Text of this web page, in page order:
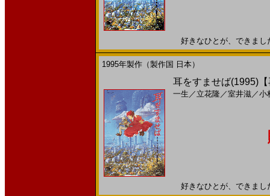
好きなひとが、できま
1995年製作（製作国 日本）
耳をすませば(1995)
一生 ／ 立花隆／室井滋／小
好きなひとが、できま